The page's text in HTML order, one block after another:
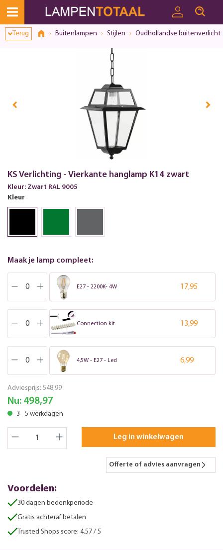
Terug Buitenlampen Stijlen Oudhollandse
KS Verlichting - Vierkante hanglamp K14 zwart
Kleur: Zwart RAL 9005
Kleur
Maak je lamp compleet:
E27 - 2200K- 4W 17,95
Connection kit 13,99
4,5W - E27 - Led 6,99
Adviesprijs: 548,99
Nu: 498,97
3 - 5 werkdagen
Leg in winkelwagen
Offerte of advies aanvragen
Voordelen:
30 dagen bedenkperiode
Gratis achteraf betalen
Trusted Shops score: 4.57 / 5